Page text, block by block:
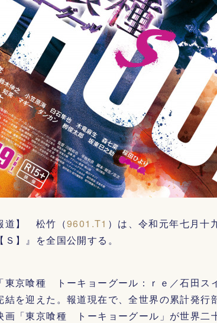
道】 松竹（9601.T1 ）は、令和元年七月十
Ｓ】』を全国公開する。
東京喰種 トーキョーグール：ｒｅ／石田ス
結を迎えた。報道現在で、全世界の累計発行
画「東京喰種 トーキョーグール」が世界二